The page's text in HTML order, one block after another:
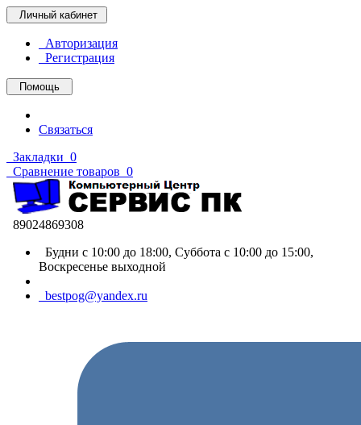
Личный кабинет
Авторизация
Регистрация
Помощь
Связаться
Закладки 0
Сравнение товаров 0
89024869308
Будни с 10:00 до 18:00, Суббота с 10:00 до 15:00,
Воскресенье выходной
bestpog@yandex.ru